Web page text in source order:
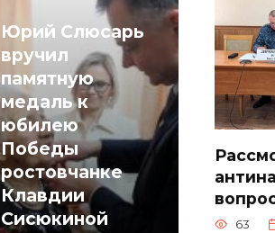
Юрий Слюсарь
вручил
памятную
медаль к
юбилею
Победы
ростовчанке
Клавдии
Сисюкиной
63